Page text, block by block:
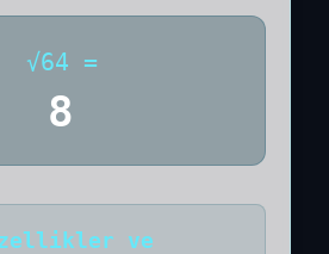
√64 =
8
ve